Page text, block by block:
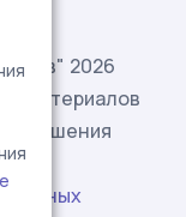
2026
материалов
данных